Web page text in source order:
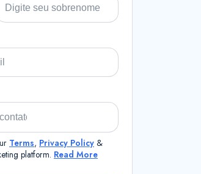
Terms, Privacy Policy &
platform. Read More